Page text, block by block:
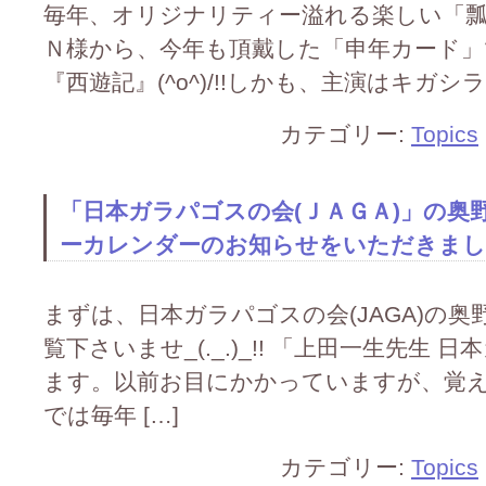
毎年、オリジナリティー溢れる楽しい「
Ｎ様から、今年も頂戴した「申年カード
『西遊記』(^o^)/!!しかも、主演はキガ
カテゴリー: Topics
「日本ガラパゴスの会(ＪＡＧＡ)」の
ーカレンダーのお知らせをいただきま
まずは、日本ガラパゴスの会(JAGA)の
覧下さいませ_(._.)_!! 「上田一生先生 日
ます。以前お目にかかっていますが、覚
では毎年 […]
カテゴリー: Topics